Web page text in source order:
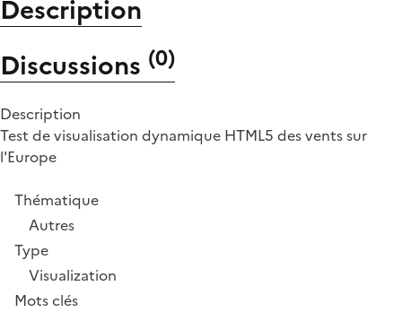
Description
Discussions (0)
Description
Test de visualisation dynamique HTML5 des vents sur
l'Europe
Thématique
Autres
Type
Visualization
Mots clés